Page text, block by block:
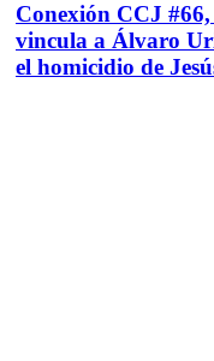
Conexión CCJ
vincula a Álvaro
el homicidio de